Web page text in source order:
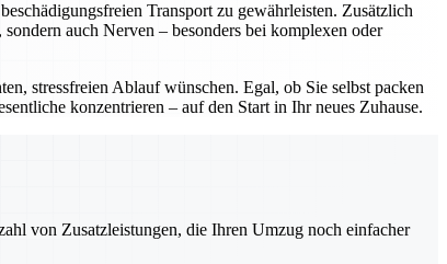
Transport zu gewährleisten. Zusätzlich
auch Nerven – besonders bei komplexen oder
stressfreien Ablauf wünschen. Egal, ob Sie selbst packen
konzentrieren – auf den Start in Ihr neues Zuhause.
von Zusatzleistungen, die Ihren Umzug noch einfacher